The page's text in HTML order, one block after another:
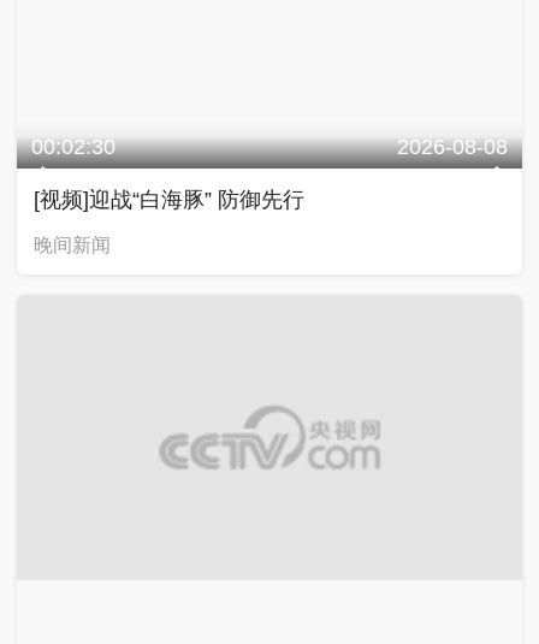
00:02:30 2026-08-08
[视频]迎战“白海豚” 防御先行
晚间新闻